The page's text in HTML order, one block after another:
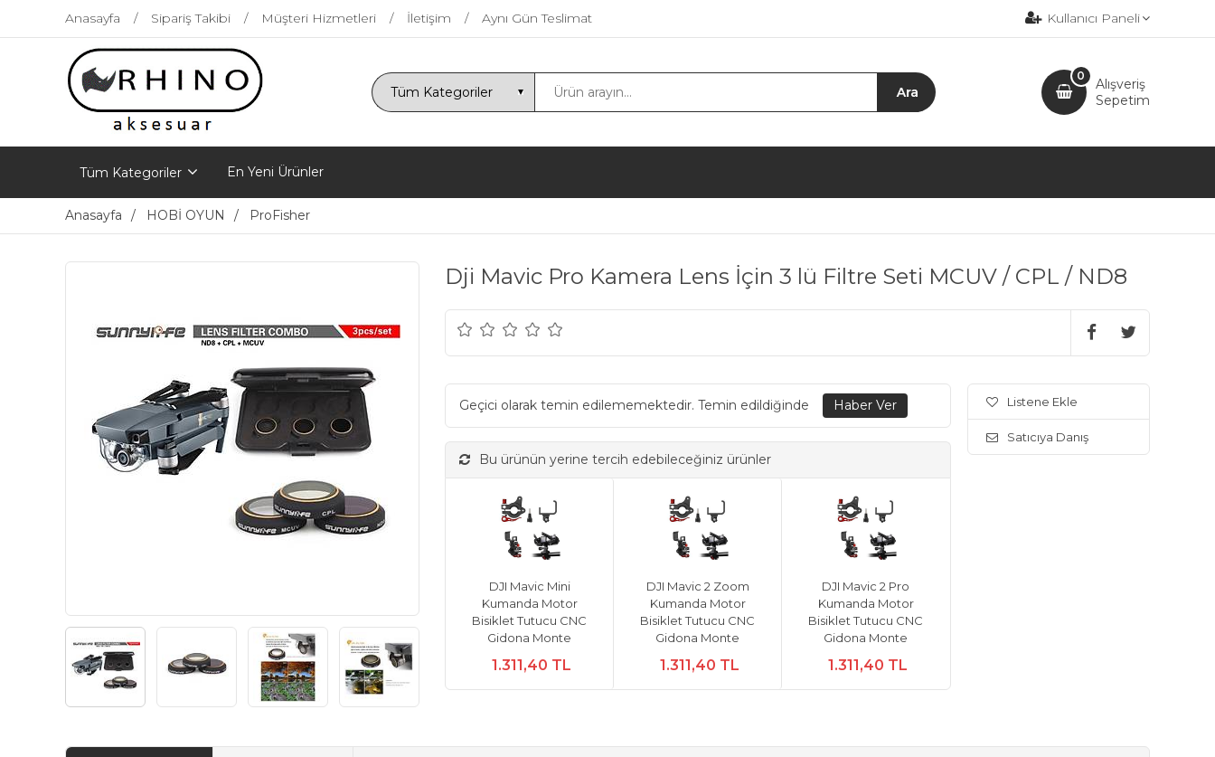
Anasayfa Sipariş Takibi Müşteri Hizmetleri İletişim Aynı Gün Teslimat Kullanıcı Paneli
Alışveriş
Sepetim
0
Tüm Kategoriler En Yeni Ürünler
Anasayfa HOBİ OYUN ProFisher
Dji Mavic Pro Kamera Lens İçin 3 lü Filtre Seti MCUV / CPL / ND8
Geçici olarak temin edilememektedir. Temin edildiğinde
Bu ürünün yerine tercih edebileceğiniz ürünler
DJI Mavic Mini
Kumanda Motor
Bisiklet Tutucu CNC
Gidona Monte
1.311,40 TL
DJI Mavic 2 Zoom
Kumanda Motor
Bisiklet Tutucu CNC
Gidona Monte
1.311,40 TL
DJI Mavic 2 Pro
Kumanda Motor
Bisiklet Tutucu CNC
Gidona Monte
1.311,40 TL
Listene Ekle
Satıcıya Danış